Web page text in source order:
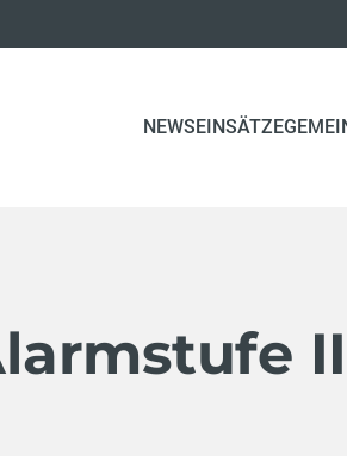
NEWS(CURRENT)
EINSÄTZE